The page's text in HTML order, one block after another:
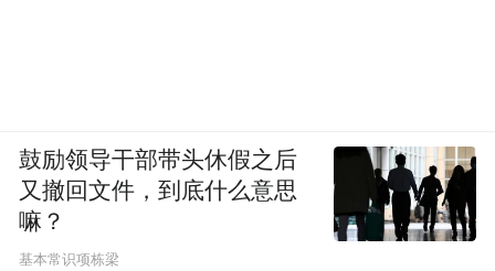
鼓励领导干部带头休假之后
又撤回文件，到底什么意思
嘛？
基本常识项栋梁